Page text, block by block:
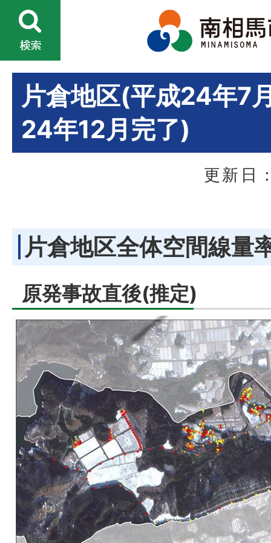
片倉地区(平成24年7
24年12月完了)
更新日
片倉地区全体空間線量
原発事故直後(推定)